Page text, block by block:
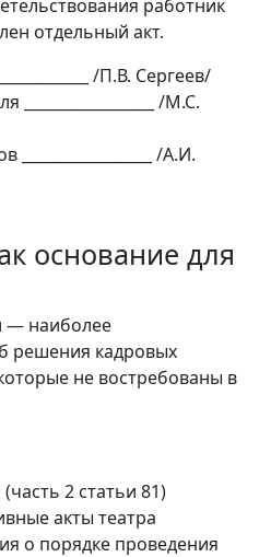
работник
отдельный акт.
/П.В. Сергеев/
/М.С.
/А.И.
основание для
— наиболее
решения кадровых
не востребованы в
2 статьи 81)
акты театра
о порядке проведения